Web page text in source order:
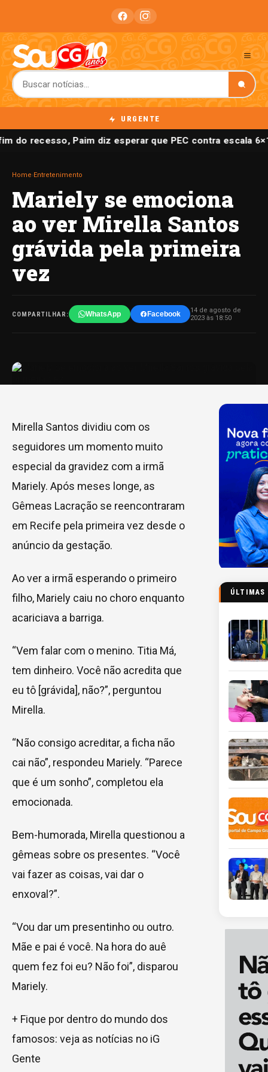
URGENTE
do recesso, Paim diz esperar que PEC contra escala
Home Entretenimento
Mariely se emociona
ao ver Mirella Santos
grávida pela primeira
vez
COMPARTILHAR: WhatsApp Facebook
14 de agosto de
2023 às 18:50
Mirella Santos dividiu com os
seguidores um momento muito
especial da gravidez com a irmã
Mariely. Após meses longe, as
Gêmeas Lacração se reencontraram
em Recife pela primeira vez desde o
anúncio da gestação.
Ao ver a irmã esperando o primeiro
filho, Mariely caiu no choro enquanto
acariciava a barriga.
“Vem falar com o menino. Titia Má,
tem dinheiro. Você não acredita que
eu tô [grávida], não?”, perguntou
Mirella.
“Não consigo acreditar, a ficha não
cai não”, respondeu Mariely. “Parece
que é um sonho”, completou ela
emocionada.
Bem-humorada, Mirella questionou a
gêmeas sobre os presentes. “Você
vai fazer as coisas, vai dar o
enxoval?”.
“Vou dar um presentinho ou outro.
Mãe e pai é você. Na hora do auê
quem fez foi eu? Não foi”, disparou
Mariely.
+ Fique por dentro do mundo dos
famosos: veja as notícias no iG
Gente